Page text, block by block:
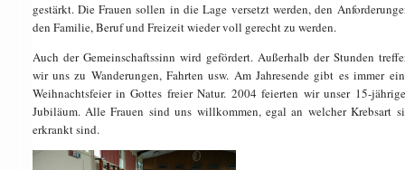
gestärkt. Die Frauen sollen in die Lage versetzt werden, den
den Familie, Beruf und Freizeit wieder voll gerecht zu werden.
Auch der Gemeinschaftssinn wird gefördert. Außerhalb der Stunden
wir uns zu Wanderungen, Fahrten usw. Am Jahresende gibt es immer
Weihnachtsfeier in Gottes freier Natur. 2004 feierten wir unser 15-
Jubiläum. Alle Frauen sind uns willkommen, egal an welcher Krebsart
erkrankt sind.